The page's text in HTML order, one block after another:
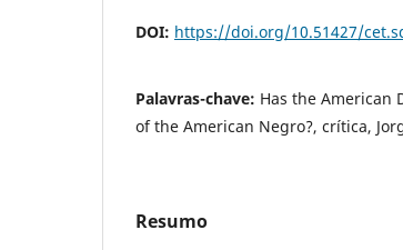
DOI: https://doi.org/10.51427/
Palavras-chave: Has the American
of the American Negro?, crítica,
Resumo